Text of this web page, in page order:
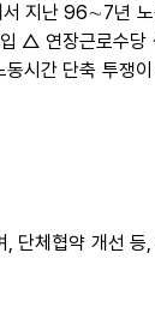
지난 96∼7년
△ 연장근로수당
시간 단축 투쟁
단체협약 개선 등